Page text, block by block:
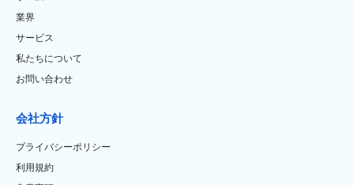
業界
サービス
私たちについて
お問い合わせ
会社方針
プライバシーポリシー
利用規約